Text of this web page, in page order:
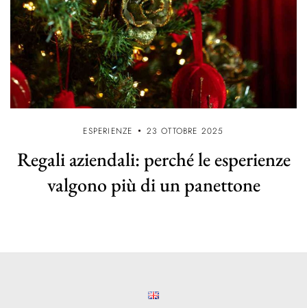
ESPERIENZE 23 OTTOBRE 2025
Regali aziendali: perché le esperienze
valgono più di un panettone